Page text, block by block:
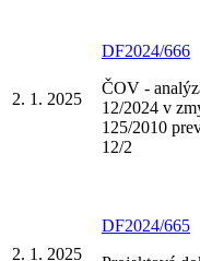
2. 1. 2025
DF2024/666
ČOV -
12/2024 v
125/2010
12/2
2. 1. 2025
DF2024/665